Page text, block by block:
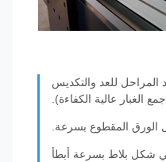
للعد والتكديس
عالية الكفاءة).
المقطوع بسرعة.
بلاط بسرعة أبطأ